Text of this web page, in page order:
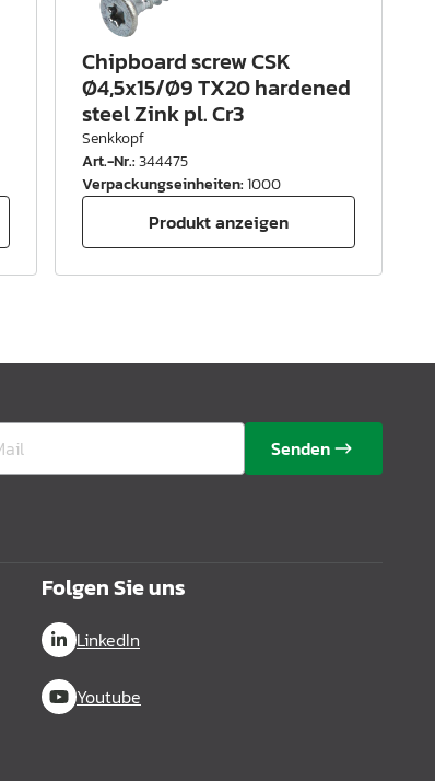
Chipboard screw CSK
Ø4,5x15/Ø9 TX20 hardened
steel Zink pl. Cr3
Senkkopf
Art.-Nr.:344475
Verpackungseinheiten:1000
Produkt anzeigen
Senden
Folgen Sie uns
LinkedIn
Youtube